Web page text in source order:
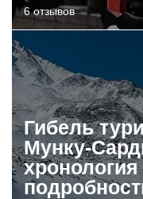
6 отзывов
Гибель
Мунку-